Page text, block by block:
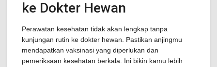
ke Dokter Hewan
Perawatan kesehatan tidak akan lengkap tanpa
kunjungan rutin ke dokter hewan. Pastikan anjingmu
mendapatkan vaksinasi yang diperlukan dan
pemeriksaan kesehatan berkala. Ini bikin kamu lebih